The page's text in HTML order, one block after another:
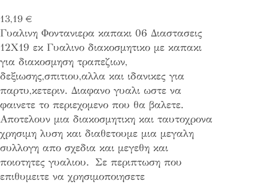
13,19 €
Γυαλινη Φοντανιερα καπακι 06 Διαστασεις
12Χ19 εκ Γυαλινο διακοσμητικο με καπακι
για διακοσμηση τραπεζιων,
δεξιωσης,σπιτιου,αλλα και ιδανικες για
παρτυ,κετεριν. Διαφανο γυαλι ωστε να
φαινετε το περιεχομενο που θα βαλετε.
Αποτελουν μια διακοσμητικη και ταυτοχρονα
χρησιμη λυση και διαθετουμε μια μεγαλη
συλλογη απο σχεδια και μεγεθη και
ποιοτητες γυαλιου. Σε περιπτωση που
επιθυμειτε να χρησιμοποιησετε